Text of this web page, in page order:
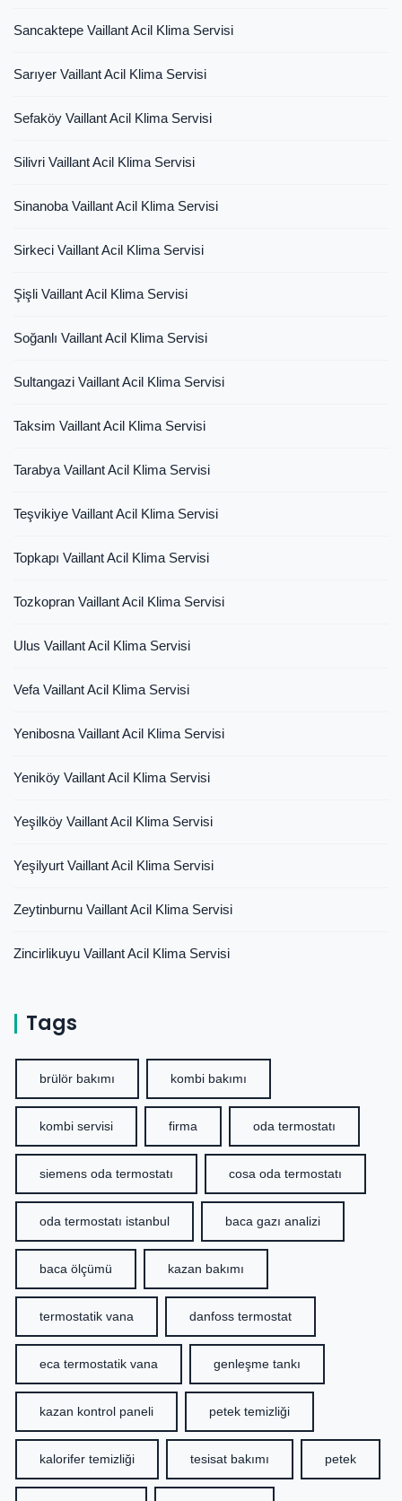
Sancaktepe Vaillant Acil Klima Servisi
Sarıyer Vaillant Acil Klima Servisi
Sefaköy Vaillant Acil Klima Servisi
Silivri Vaillant Acil Klima Servisi
Sinanoba Vaillant Acil Klima Servisi
Sirkeci Vaillant Acil Klima Servisi
Şişli Vaillant Acil Klima Servisi
Soğanlı Vaillant Acil Klima Servisi
Sultangazi Vaillant Acil Klima Servisi
Taksim Vaillant Acil Klima Servisi
Tarabya Vaillant Acil Klima Servisi
Teşvikiye Vaillant Acil Klima Servisi
Topkapı Vaillant Acil Klima Servisi
Tozkopran Vaillant Acil Klima Servisi
Ulus Vaillant Acil Klima Servisi
Vefa Vaillant Acil Klima Servisi
Yenibosna Vaillant Acil Klima Servisi
Yeniköy Vaillant Acil Klima Servisi
Yeşilköy Vaillant Acil Klima Servisi
Yeşilyurt Vaillant Acil Klima Servisi
Zeytinburnu Vaillant Acil Klima Servisi
Zincirlikuyu Vaillant Acil Klima Servisi
Tags
brülör bakımı kombi bakımı
kombi servisi firma oda termostatı
siemens oda termostatı cosa oda termostatı
oda termostatı istanbul baca gazı analizi
baca ölçümü kazan bakımı
termostatik vana danfoss termostat
eca termostatik vana genleşme tankı
kazan kontrol paneli petek temizliği
kalorifer temizliği tesisat bakımı petek